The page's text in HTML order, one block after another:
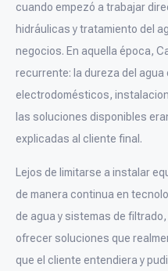
cuando empezó a trabajar
hidráulicas y tratamiento del
negocios. En aquella época,
recurrente: la dureza del
electrodomésticos,
las soluciones disponibles
explicadas al cliente final.
Lejos de limitarse a instalar
de manera continua en
de agua y sistemas de
ofrecer soluciones que
que el cliente entendiera y